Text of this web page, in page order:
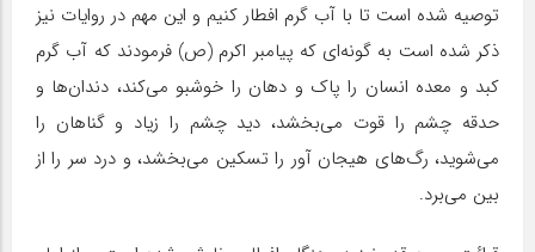
توصیه شده است تا با آب گرم افطار کنیم و این مهم در روایات نیز
ذکر شده است به گونه‌ای که پیامبر اکرم (ص) فرمودند که آب گرم
کبد و معده انسان را پاک و دهان را خوشبو می‌کند، دندان‌ها و
حدقه چشم را قوت می‌بخشد، دید چشم را زیاد و گناهان را
می‌شوید، رگ‌های هیجان آور را تسکین می‌بخشد، و درد سر را از
بین می‌برد.